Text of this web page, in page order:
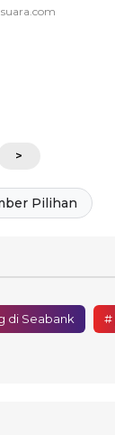
>
Pilihan
di Seabank #